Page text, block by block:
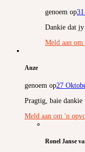
genoem op
Dankie dat jy
Meld aan
Anze
genoem op27
Pragtig, baie
Meld aan om 'n
Ronel Janse